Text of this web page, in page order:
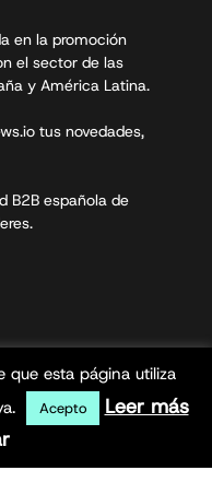
en la promoción
el sector de las
y América Latina.
tus novedades,
B2B española de
los derechos
que esta página utiliza
Acepto
Leer más